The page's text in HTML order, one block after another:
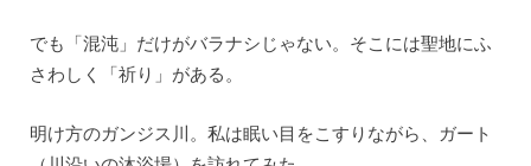
でも「混沌」だけがバラナシじゃない。そこには聖地にふ
さわしく「祈り」がある。
明け方のガンジス川。私は眠い目をこすりながら、ガート